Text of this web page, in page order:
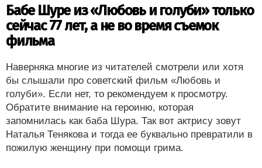
Бабе Шуре из «Любовь и голуби» только
сейчас 77 лет, а не во время съемок
фильма
Наверняка многие из читателей смотрели или хотя
бы слышали про советский фильм «Любовь и
голуби». Если нет, то рекомендуем к просмотру.
Обратите внимание на героиню, которая
запомнилась как баба Шура. Так вот актрису зовут
Наталья Тенякова и тогда ее буквально превратили в
пожилую женщину при помощи грима.